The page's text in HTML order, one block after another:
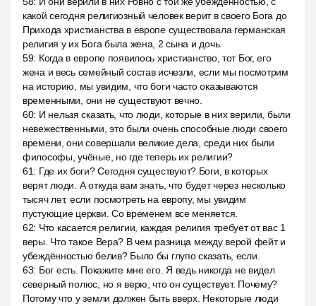
какой сегодня религиозный человек верит в своего Бога до
Прихода христианства в европе существовала германская
религия у их Бога была жена, 2 сына и дочь.
59: Когда в европе появилось христианство, тот Бог, его
жена и весь семейный состав исчезли, если мы посмотрим
на историю, мы увидим, что боги часто оказываются
временными, они не существуют вечно.
60: И нельзя сказать, что люди, которые в них верили, были
невежественными, это были очень способные люди своего
времени, они совершали великие дела, среди них были
философы, учёные, но где теперь их религии?
61: Где их боги? Сегодня существуют? Боги, в которых
верят люди. А откуда вам знать, что будет через несколько
тысяч лет, если посмотреть на европу, мы увидим
пустующие церкви. Со временем все меняется.
62: Что касается религии, каждая религия требует от вас 1
веры. Что такое Вера? В чем разница между верой фейт и
убеждённостью белив? Было бы глупо сказать, если.
63: Бог есть. Покажите мне его. Я ведь никогда не видел
северный полюс, но я верю, что он существует. Почему?
Потому что у земли должен быть вверх. Некоторые люди